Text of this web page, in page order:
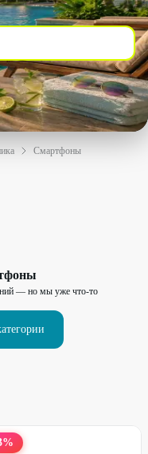
Смартфоны
— но мы уже что-то
%